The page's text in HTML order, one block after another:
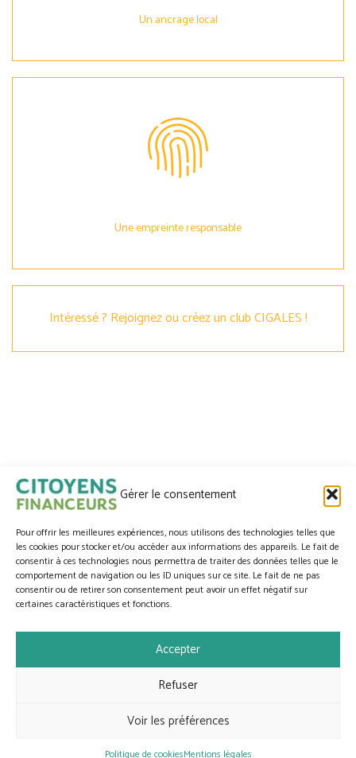
Gérer le consentement
Pour offrir les meilleures expériences, nous utilisons des technologies telles que
les cookies pour stocker et/ou accéder aux informations des appareils. Le fait de
consentir à ces technologies nous permettra de traiter des données telles que le
comportement de navigation ou les ID uniques sur ce site. Le fait de ne pas
consentir ou de retirer son consentement peut avoir un effet négatif sur
certaines caractéristiques et fonctions.
Accepter
Refuser
Voir les préférences
Politique de cookiesMentions légales
Un ancrage local
Une empreinte responsable
Intéressé ? Rejoignez ou créez un club CIGALES !
par
Accueil
Nous contacter
Politique de cookies (UE)
Site web hébergé et infogéré par